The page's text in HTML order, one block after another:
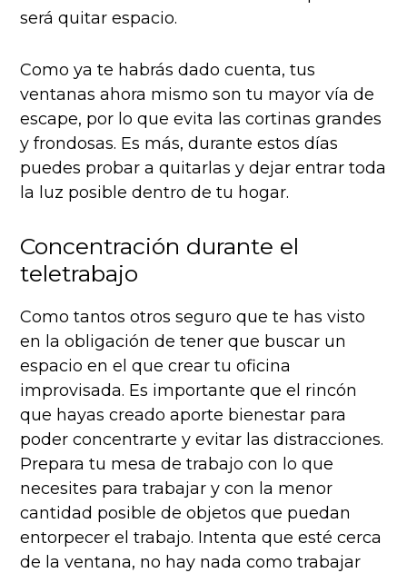
será quitar espacio.
Como ya te habrás dado cuenta, tus
ventanas ahora mismo son tu mayor vía de
escape, por lo que evita las cortinas grandes
y frondosas. Es más, durante estos días
puedes probar a quitarlas y dejar entrar toda
la luz posible dentro de tu hogar.
Concentración durante el
teletrabajo
Como tantos otros seguro que te has visto
en la obligación de tener que buscar un
espacio en el que crear tu oficina
improvisada. Es importante que el rincón
que hayas creado aporte bienestar para
poder concentrarte y evitar las distracciones.
Prepara tu mesa de trabajo con lo que
necesites para trabajar y con la menor
cantidad posible de objetos que puedan
entorpecer el trabajo. Intenta que esté cerca
de la ventana, no hay nada como trabajar